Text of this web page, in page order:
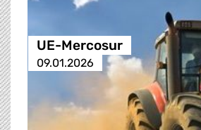
UE-Mercosur
09.01.2026